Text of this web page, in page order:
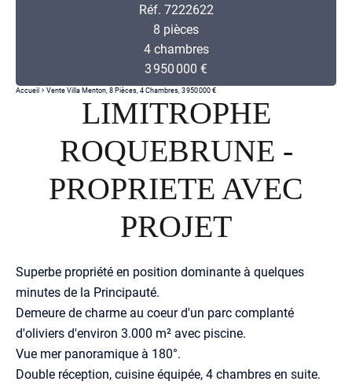
Réf. 7222622
8 pièces
4 chambres
3 950 000 €
Accueil Vente Villa Menton, 8 Pièces, 4 Chambres, 3 950 000 €
LIMITROPHE
ROQUEBRUNE -
PROPRIETE AVEC
PROJET
Superbe propriété en position dominante à quelques
minutes de la Principauté.
Demeure de charme au coeur d'un parc complanté
d'oliviers d'environ 3.000 m² avec piscine.
Vue mer panoramique à 180°.
Double réception, cuisine équipée, 4 chambres en suite.